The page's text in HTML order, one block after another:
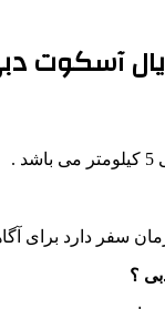
آسکوت
.
سفر دارد برای
؟